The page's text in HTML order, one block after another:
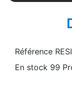
Référence
En stock 99